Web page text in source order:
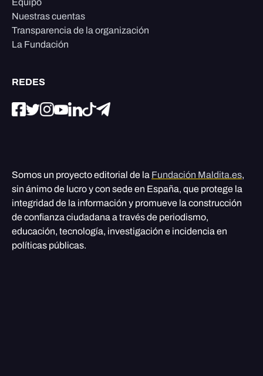
Equipo
Nuestras cuentas
Transparencia de la organización
La Fundación
REDES
Somos un proyecto editorial de la Fundación Maldita.es,
sin ánimo de lucro y con sede en España, que protege la
integridad de la información y promueve la construcción
de confianza ciudadana a través de periodismo,
educación, tecnología, investigación e incidencia en
políticas públicas.